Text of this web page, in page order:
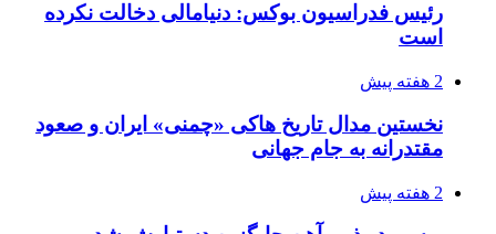
رئیس فدراسیون بوکس: دنیامالی دخالت نکرده
است
2 هفته پیش
نخستین مدال تاریخ هاکی «چمنی» ایران و صعود
مقتدرانه به جام جهانی
2 هفته پیش